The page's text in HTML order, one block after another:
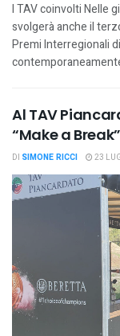
I TAV coinvolti Nelle
svolgerà anche il
Premi Interregionali
Al TAV
“Make a
DI SIMONE RICCI 23